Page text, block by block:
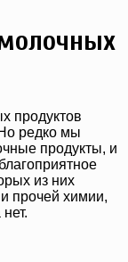
продуктов
редко мы
продукты, и
из них
прочей химии,